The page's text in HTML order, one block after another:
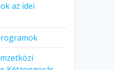
az idei